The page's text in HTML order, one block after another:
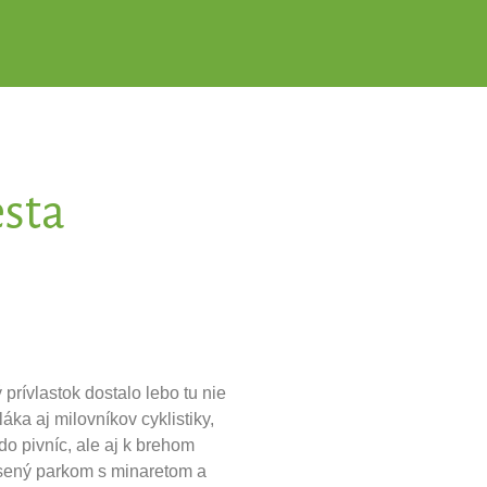
prívlastok dostalo lebo tu nie
aj milovníkov cyklistiky,
pivníc, ale aj k brehom
parkom s minaretom a